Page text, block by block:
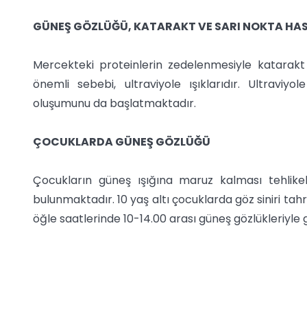
GÜNEŞ GÖZLÜĞÜ, KATARAKT VE SARI NOKTA
Mercekteki proteinlerin zedelenmesiyle
önemli sebebi, ultraviyole ışıklarıdır.
oluşumunu da başlatmaktadır.
ÇOCUKLARDA GÜNEŞ GÖZLÜĞÜ
Çocukların güneş ışığına maruz kalması
bulunmaktadır. 10 yaş altı çocuklarda göz siniri
öğle saatlerinde 10-14.00 arası güneş gözlükleriyle